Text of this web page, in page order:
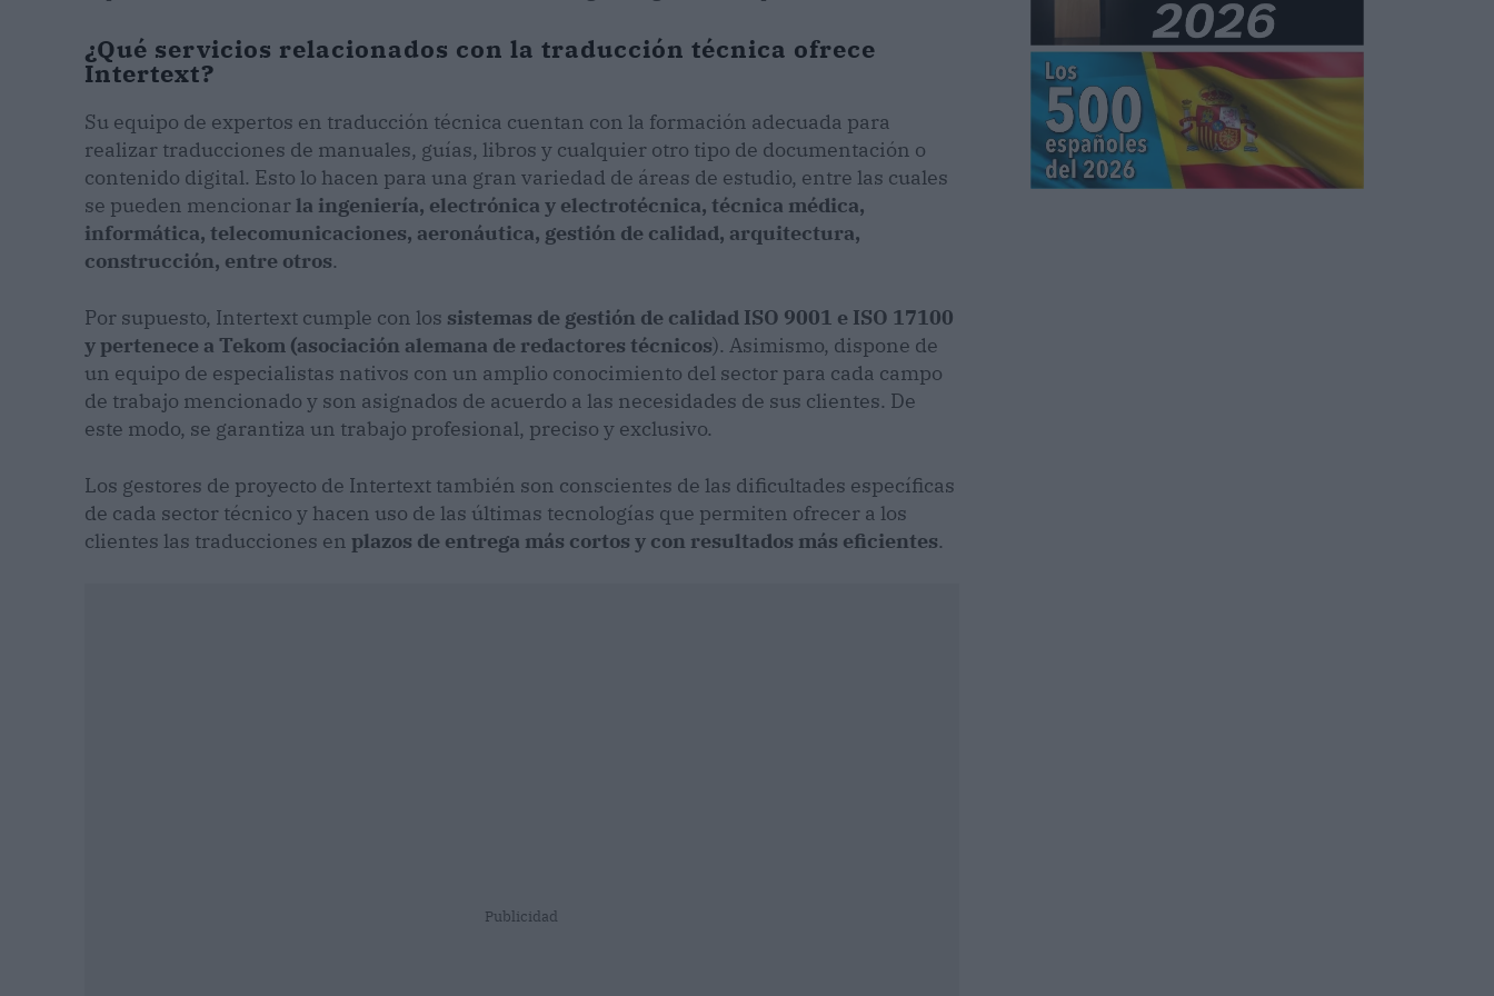
¿Qué servicios relacionados con la traducción técnica ofrece
Intertext?
Su equipo de expertos en traducción técnica cuentan con la formación adecuada para
realizar traducciones de manuales, guías, libros y cualquier otro tipo de documentación o
contenido digital. Esto lo hacen para una gran variedad de áreas de estudio, entre las cuales
se pueden mencionarla ingeniería, electrónica y electrotécnica, técnica médica,
informática, telecomunicaciones, aeronáutica, gestión de calidad, arquitectura,
construcción, entre otros.
Por supuesto, Intertext cumple con los sistemas de gestión de calidad ISO 9001 e ISO 17100
y pertenece a Tekom (asociación alemana de redactores técnicos). Asimismo, dispone de
un equipo de especialistas nativos con un amplio conocimiento del sector para cada campo
de trabajo mencionado y son asignados de acuerdo a las necesidades de sus clientes. De
este modo, se garantiza un trabajo profesional, preciso y exclusivo.
Los gestores de proyecto de Intertext también son conscientes de las dificultades específicas
de cada sector técnico y hacen uso de las últimas tecnologías que permiten ofrecer a los
clientes las traducciones en plazos de entrega más cortos y con resultados más eficientes.
Publicidad